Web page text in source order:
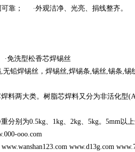
靠； ·外观洁净、光亮、捐线整齐。
洗型松香芯焊锡丝
铅焊锡丝，焊锡丝,焊锡条,锡丝,锡条,锡
料两大类。树脂芯焊料又分为非活化型
分别为0.5kg、1kg、2kg、5kg。5mm以
ooo.com
www.d13g.com